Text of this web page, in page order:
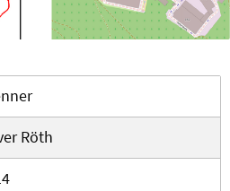
Röth